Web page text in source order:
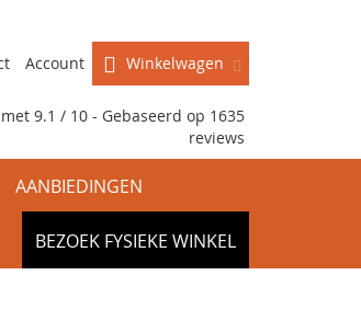
Winkelwagen
Account
9.1 / 10 - Gebaseerd op 1635
reviews
AANBIEDINGEN
BEZOEK FYSIEKE WINKEL